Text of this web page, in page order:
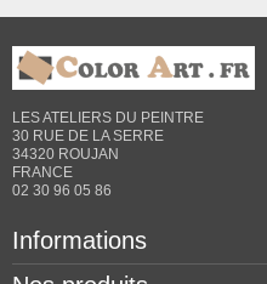
LES ATELIERS DU PEINTRE
30 RUE DE LA SERRE
34320 ROUJAN
FRANCE
02 30 96 05 86
Informations